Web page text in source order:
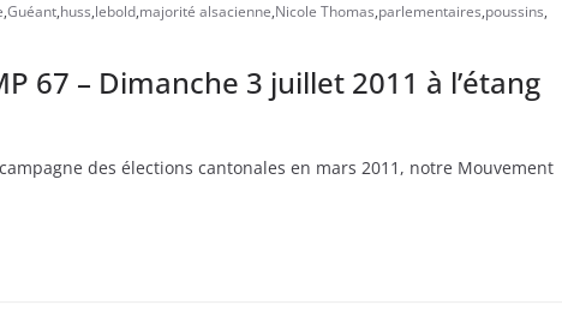
,Guéant,huss,lebold,majorité alsacienne,Nicole Thomas,parlementaires,poussins,
67 – Dimanche 3 juillet 2011 à l’étang
des élections cantonales en mars 2011, notre Mouvement